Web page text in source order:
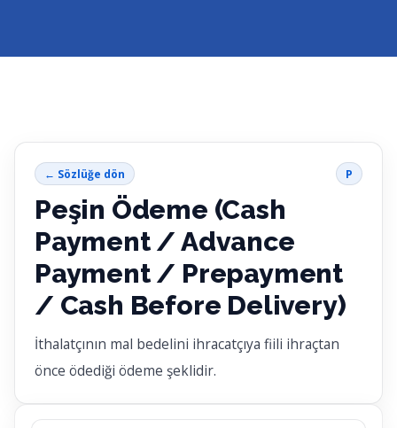
← Sözlüğe dön P
Peşin Ödeme (Cash
Payment / Advance
Payment / Prepayment
/ Cash Before Delivery)
İthalatçının mal bedelini ihracatçıya fiili ihraçtan
önce ödediği ödeme şeklidir.